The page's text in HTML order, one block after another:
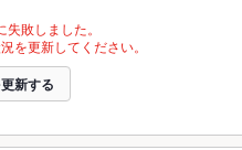
敗しました。
を更新してください。
新する